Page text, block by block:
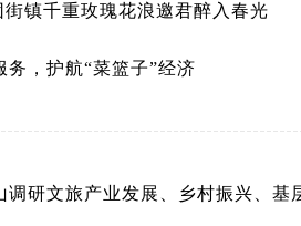
镇千重玫瑰花浪邀君醉入春光
务，护航“菜篮子”经济
调研文旅产业发展、乡村振兴、基